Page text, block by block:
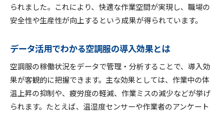
られました。これにより、快適な作業空間が実現し、職場の
安全性や生産性が向上するという成果が得られています。
データ活用でわかる空調服の導入効果とは
空調服の稼働状況をデータで管理・分析することで、導入効
果が客観的に把握できます。主な効果としては、作業中の体
温上昇の抑制や、疲労度の軽減、作業ミスの減少などが挙げ
られます。たとえば、温湿度センサーや作業者のアンケート